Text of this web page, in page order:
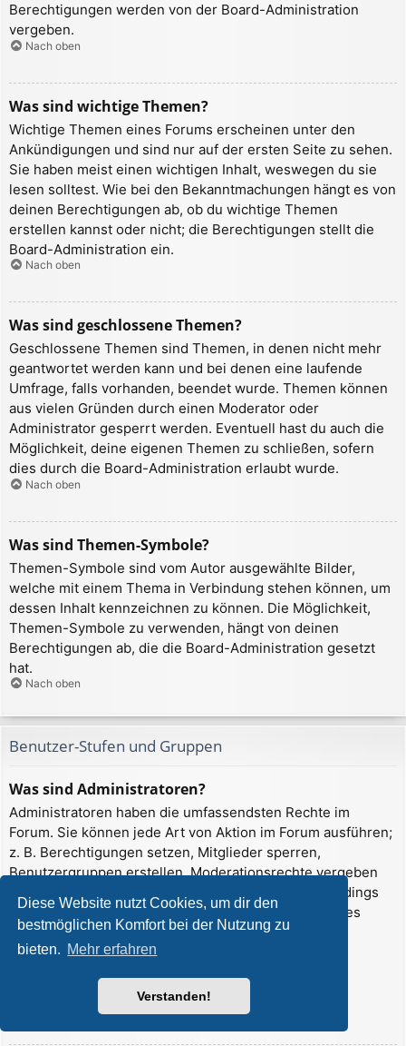
Diese Website nutzt Cookies, um dir den
bestmöglichen Komfort bei der Nutzung zu
bieten. Mehr erfahren
Verstanden!
Berechtigungen werden von der Board-Administration
vergeben.
Nach oben
Was sind wichtige Themen?
Wichtige Themen eines Forums erscheinen unter den
Ankündigungen und sind nur auf der ersten Seite zu sehen.
Sie haben meist einen wichtigen Inhalt, weswegen du sie
lesen solltest. Wie bei den Bekanntmachungen hängt es von
deinen Berechtigungen ab, ob du wichtige Themen
erstellen kannst oder nicht; die Berechtigungen stellt die
Board-Administration ein.
Nach oben
Was sind geschlossene Themen?
Geschlossene Themen sind Themen, in denen nicht mehr
geantwortet werden kann und bei denen eine laufende
Umfrage, falls vorhanden, beendet wurde. Themen können
aus vielen Gründen durch einen Moderator oder
Administrator gesperrt werden. Eventuell hast du auch die
Möglichkeit, deine eigenen Themen zu schließen, sofern
dies durch die Board-Administration erlaubt wurde.
Nach oben
Was sind Themen-Symbole?
Themen-Symbole sind vom Autor ausgewählte Bilder,
welche mit einem Thema in Verbindung stehen können, um
dessen Inhalt kennzeichnen zu können. Die Möglichkeit,
Themen-Symbole zu verwenden, hängt von deinen
Berechtigungen ab, die die Board-Administration gesetzt
hat.
Nach oben
Benutzer-Stufen und Gruppen
Was sind Administratoren?
Administratoren haben die umfassendsten Rechte im
Forum. Sie können jede Art von Aktion im Forum ausführen;
z. B. Berechtigungen setzen, Mitglieder sperren,
Benutzergruppen erstellen, Moderationsrechte vergeben
usw. Die Rechte, die ein Administrator hat, sind allerdings
davon abhängig, welche Rechte ihnen ein Gründer des
Forums oder ein anderer Administrator erteilt hat.
Administratoren können auch volle
entsprechende Recht erteilt wurde.